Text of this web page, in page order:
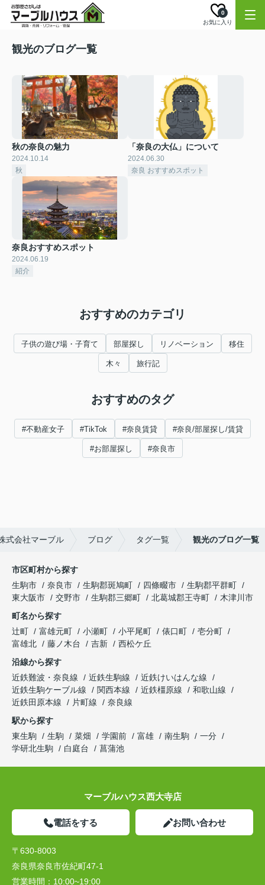
お気に入り
0
観光のブログ一覧
秋の奈良の魅力
2024.10.14
秋
「奈良の大仏」について
2024.06.30
奈良 おすすめスポット
奈良おすすめスポット
2024.06.19
紹介
おすすめのカテゴリ
子供の遊び場・子育て 部屋探し リノベーション 移住
木々 旅行記
おすすめのタグ
#不動産女子 #TikTok #奈良賃貸 #奈良/部屋探し/賃貸
#お部屋探し #奈良市
式会社マーブル ブログ タグ一覧 観光のブログ一覧
市区町村から探す
生駒市
奈良市 生駒郡斑鳩町 四條畷市
生駒郡平群町
東大阪市
交野市 生駒郡三郷町 北葛城郡王寺町
木津川市
町名から探す
辻町
富雄元町 小瀬町 小平尾町 俵口町
壱分町
富雄北
藤ノ木台 吉新
西松ケ丘
沿線から探す
近鉄難波・奈良線
近鉄生駒線
近鉄けいはんな線
近鉄生駒ケーブル線
関西本線 近鉄橿原線
和歌山線
近鉄田原本線
片町線
奈良線
駅から探す
東生駒
生駒 菜畑 学園前 富雄 南生駒
一分
学研北生駒
白庭台 菖蒲池
マーブルハウス西大寺店
電話をする お問い合わせ
〒630-8003
奈良県奈良市佐紀町47-1
営業時間： 10:00~19:00